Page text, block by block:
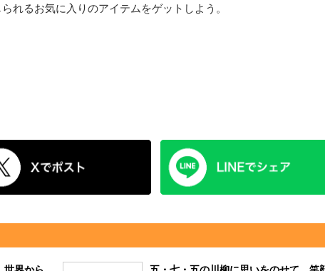
れるお気に入りのアイテムをゲットしよう。